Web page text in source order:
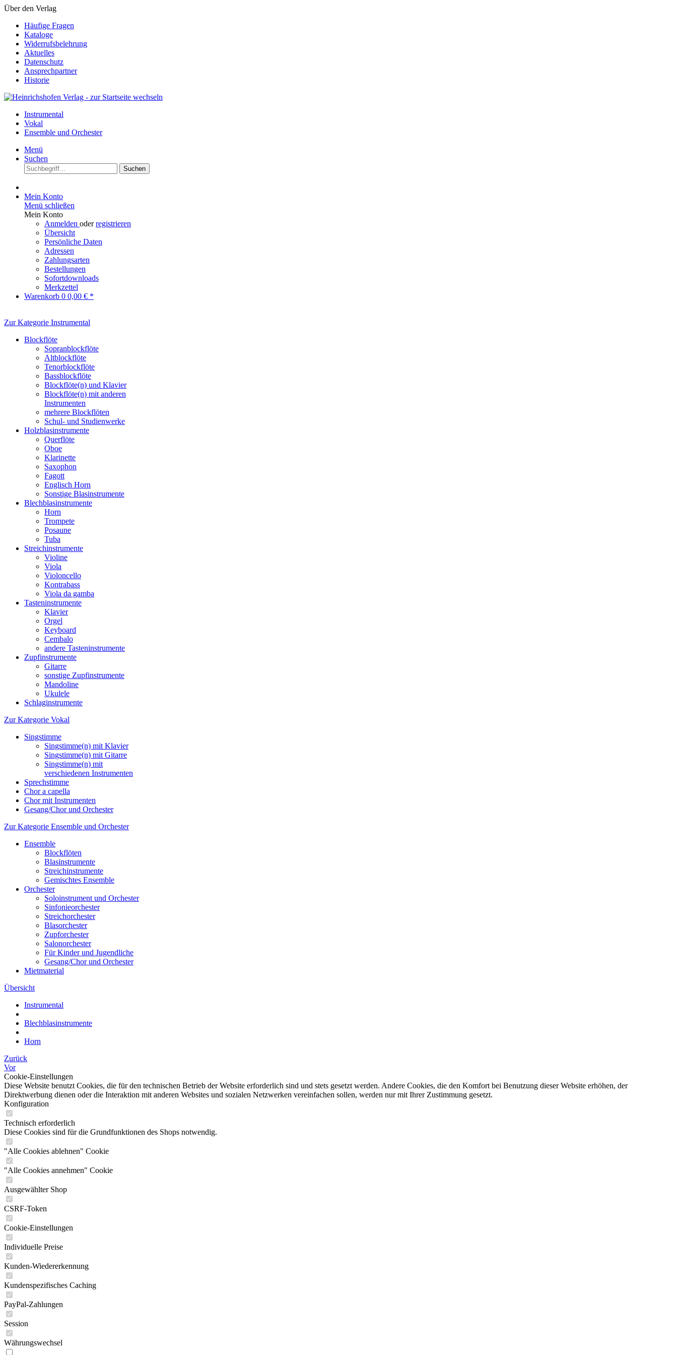
Über den Verlag
Häufige Fragen
Kataloge
Widerrufsbelehrung
Aktuelles
Datenschutz
Ansprechpartner
Historie
Instrumental
Vokal
Ensemble und Orchester
Menü
Suchen
Suchen
Mein Konto
Menü schließen
Mein Konto
Anmelden oderregistrieren
Übersicht
Persönliche Daten
Adressen
Zahlungsarten
Bestellungen
Sofortdownloads
Merkzettel
Warenkorb 0 0,00 € *
Zur Kategorie Instrumental
Blockflöte
Sopranblockflöte
Altblockflöte
Tenorblockflöte
Bassblockflöte
Blockflöte(n) und Klavier
Blockflöte(n) mit anderen
Instrumenten
mehrere Blockflöten
Schul- und Studienwerke
Holzblasinstrumente
Querflöte
Oboe
Klarinette
Saxophon
Fagott
Englisch Horn
Sonstige Blasinstrumente
Blechblasinstrumente
Horn
Trompete
Posaune
Tuba
Streichinstrumente
Violine
Viola
Violoncello
Kontrabass
Viola da gamba
Tasteninstrumente
Klavier
Orgel
Keyboard
Cembalo
andere Tasteninstrumente
Zupfinstrumente
Gitarre
sonstige Zupfinstrumente
Mandoline
Ukulele
Schlaginstrumente
Zur Kategorie Vokal
Singstimme
Singstimme(n) mit Klavier
Singstimme(n) mit Gitarre
Singstimme(n) mit
verschiedenen Instrumenten
Sprechstimme
Chor a capella
Chor mit Instrumenten
Gesang/Chor und Orchester
Zur Kategorie Ensemble und Orchester
Ensemble
Blockflöten
Blasinstrumente
Streichinstrumente
Gemischtes Ensemble
Orchester
Soloinstrument und Orchester
Sinfonieorchester
Streichorchester
Blasorchester
Zupforchester
Salonorchester
Für Kinder und Jugendliche
Gesang/Chor und Orchester
Mietmaterial
Übersicht
Instrumental
Blechblasinstrumente
Horn
Zurück
Vor
Cookie-Einstellungen
Diese Website benutzt Cookies, die für den technischen Betrieb der Website erforderlich sind und stets gesetzt werden. Andere Cookies, die den Komfort bei Benutzung dieser Website erhöhen, der
Direktwerbung dienen oder die Interaktion mit anderen Websites und sozialen Netzwerken vereinfachen sollen, werden nur mit Ihrer Zustimmung gesetzt.
Konfiguration
Technisch erforderlich
Diese Cookies sind für die Grundfunktionen des Shops notwendig.
"Alle Cookies ablehnen" Cookie
"Alle Cookies annehmen" Cookie
Ausgewählter Shop
CSRF-Token
Cookie-Einstellungen
Individuelle Preise
Kunden-Wiedererkennung
Kundenspezifisches Caching
PayPal-Zahlungen
Session
Währungswechsel